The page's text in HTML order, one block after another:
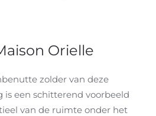
Orielle
zolder van deze
is een schitterend voorbeeld
van de ruimte onder het